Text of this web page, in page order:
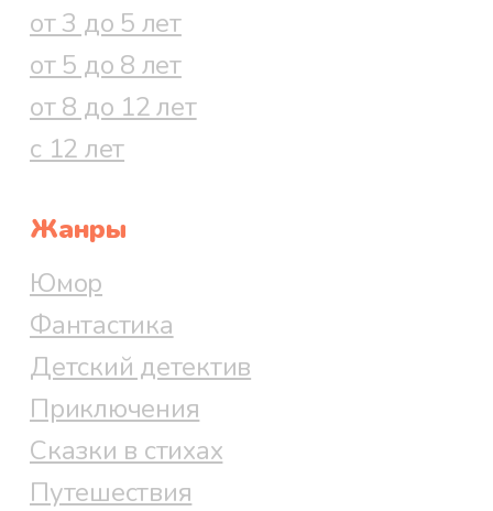
от 3 до 5 лет
от 5 до 8 лет
от 8 до 12 лет
с 12 лет
Жанры
Юмор
Фантастика
Детский детектив
Приключения
Сказки в стихах
Путешествия